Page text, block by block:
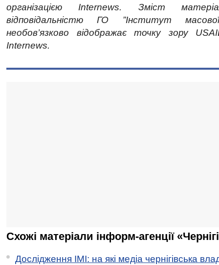
організацією Internews. Зміст
відповідальністю ГО ”Інститут
необов’язково відображає точку зору
Internews.
Схожі матеріали інформ-агенції
Дослідження ІМІ: на які медіа чернігівська